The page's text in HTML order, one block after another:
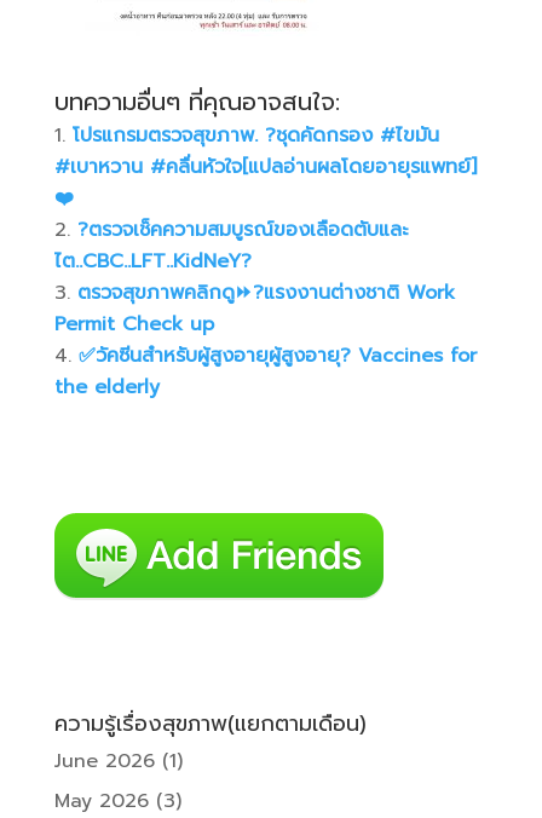
บทความอื่นๆ ที่คุณอาจสนใจ:
โปรแกรมตรวจสุขภาพ. ?ชุดคัดกรอง #ไขมัน
#เบาหวาน #คลื่นหัวใจ[แปลอ่านผลโดยอายุรแพทย์]
❤️
?ตรวจเช็คความสมบูรณ์ของเลือดตับและ
ไต..CBC..LFT..KidNeY?
ตรวจสุขภาพคลิกดู⏩️?แรงงานต่างชาติ Work
Permit Check up
✅วัคซีนสำหรับผู้สูงอายุผู้สูงอายุ? Vaccines for
the elderly
ความรู้เรื่องสุขภาพ(แยกตามเดือน)
June 2026(1)
May 2026(3)